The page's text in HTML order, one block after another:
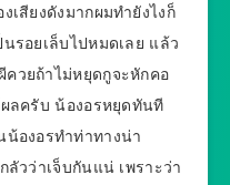
เสียงดังมากผมทำยังไงก็
รอยเล็บไปหมดเลย แล้ว
ควยถ้าไม่หยุดกูจะหักคอ
ลครับ น้องอรหยุดทันที
องอรทำท่าทางน่า
วว่าเจ็บกันแน่ เพราะว่า